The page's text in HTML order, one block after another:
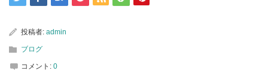
投稿者: admin
ブログ
コメント: 0